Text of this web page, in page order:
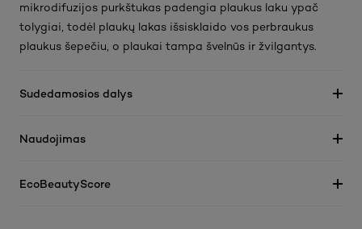
mikrodifuzijos purkštukas padengia plaukus laku ypač
tolygiai, todėl plaukų lakas išsisklaido vos perbraukus
plaukus šepečiu, o plaukai tampa švelnūs ir žvilgantys.
Sudedamosios dalys
Naudojimas
EcoBeautyScore